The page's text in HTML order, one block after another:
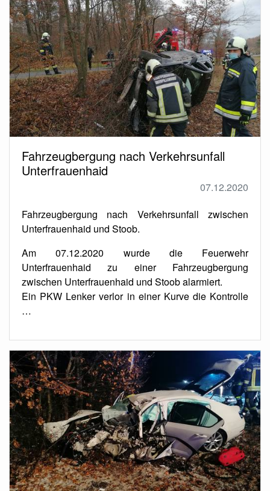
Fahrzeugbergung nach Verkehrsunfall
Unterfrauenhaid
07.12.2020
Fahrzeugbergung nach Verkehrsunfall zwischen
Unterfrauenhaid und Stoob.
Am 07.12.2020 wurde die Feuerwehr
Unterfrauenhaid zu einer Fahrzeugbergung
zwischen Unterfrauenhaid und Stoob alarmiert.
Ein PKW Lenker verlor in einer Kurve die Kontrolle
…